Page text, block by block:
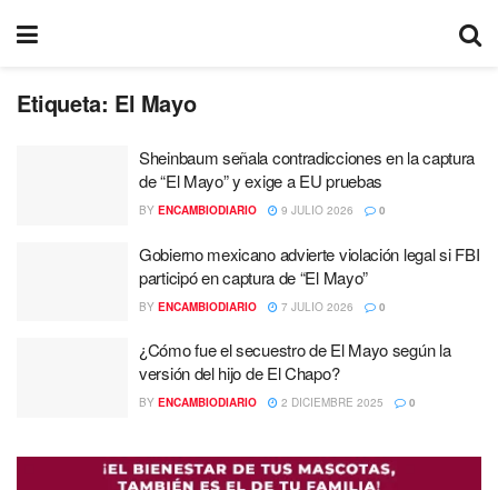
Etiqueta: El Mayo
Sheinbaum señala contradicciones en la captura
de “El Mayo” y exige a EU pruebas
BY ENCAMBIODIARIO 9 JULIO 2026 0
Gobierno mexicano advierte violación legal si FBI
participó en captura de “El Mayo”
BY ENCAMBIODIARIO 7 JULIO 2026 0
¿Cómo fue el secuestro de El Mayo según la
versión del hijo de El Chapo?
BY ENCAMBIODIARIO 2 DICIEMBRE 2025 0